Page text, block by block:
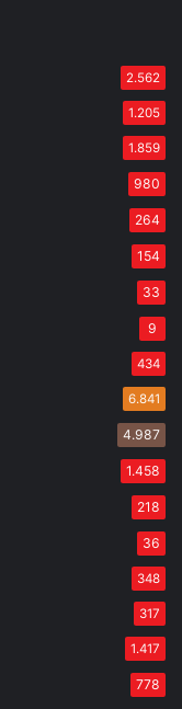
2.562
1.205
1.859
980
264
154
33
9
434
6.841
4.987
1.458
218
36
348
317
1.417
778